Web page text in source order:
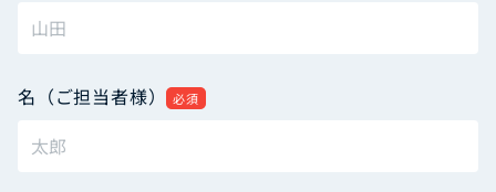
名（ご担当者様） 必須